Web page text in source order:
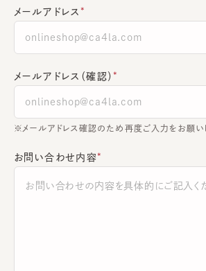
メールアドレス
メールアドレス（確認）
※メールアドレス確認のため再度ご入力をお願い
お問い合わせ内容